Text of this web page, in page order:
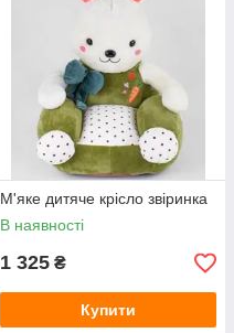
М'яке дитяче крісло звіринка
В наявності
1 325 ₴
Купити